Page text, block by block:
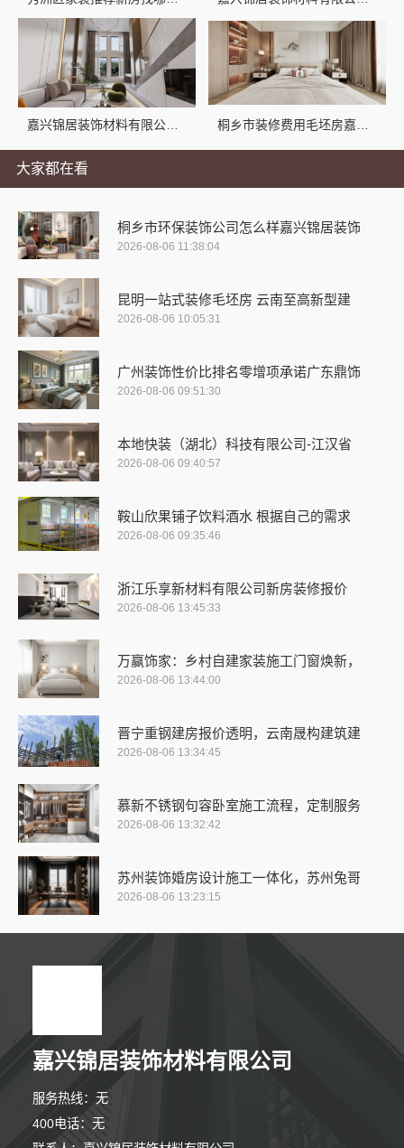
大家都在看
桐乡市环保装饰公司怎么样嘉兴锦居装饰
2026-08-06 11:38:04
昆明一站式装修毛坯房 云南至高新型建
2026-08-06 10:05:31
广州装饰性价比排名零增项承诺广东鼎饰
2026-08-06 09:51:30
本地快装（湖北）科技有限公司-江汉省
2026-08-06 09:40:57
鞍山欣果铺子饮料酒水 根据自己的需求
2026-08-06 09:35:46
浙江乐享新材料有限公司新房装修报价
2026-08-06 13:45:33
万赢饰家：乡村自建家装施工门窗焕新，
2026-08-06 13:44:00
晋宁重钢建房报价透明，云南晟构建筑建
2026-08-06 13:34:45
慕新不锈钢句容卧室施工流程，定制服务
2026-08-06 13:32:42
苏州装饰婚房设计施工一体化，苏州兔哥
2026-08-06 13:23:15
嘉兴锦居装饰材料有限公司
服务热线：无
400电话：无